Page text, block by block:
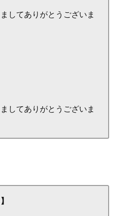
してありがとうございま
してありがとうございま